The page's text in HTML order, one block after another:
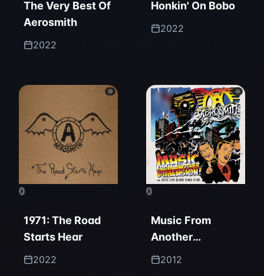
The Very Best Of
Aerosmith
2022
Honkin' On Bobo
2022
0
1971: The Road
Starts Hear
2022
0
Music From
Another
Dimension!
2012